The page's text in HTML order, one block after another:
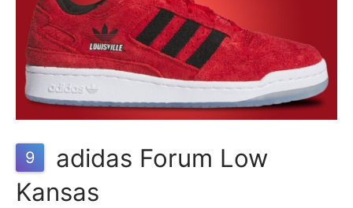
9
adidas Forum Low
Kansas